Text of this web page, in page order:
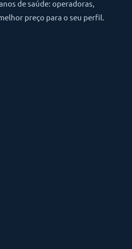
de saúde: operadoras,
preço para o seu perfil.